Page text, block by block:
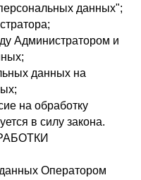
данных";
Администратором и
данных на
на обработку
в силу закона.
Оператором